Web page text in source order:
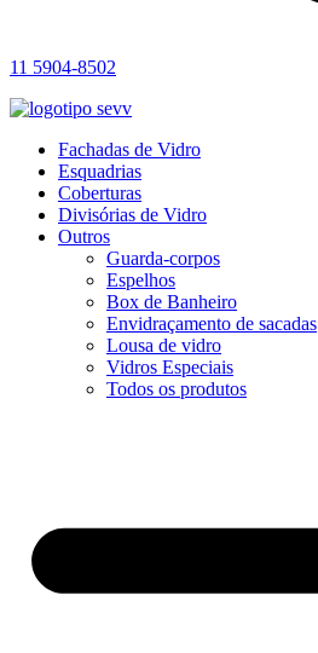
11 5904-8502
Fachadas de Vidro
Esquadrias
Coberturas
Divisórias de Vidro
Outros
Guarda-corpos
Espelhos
Box de Banheiro
Envidraçamento de sacadas
Lousa de vidro
Vidros Especiais
Todos os produtos